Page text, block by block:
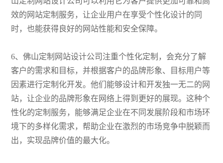
效的网站定制服务，让企业用户在享受个性化设计的同
时，也能获得良好的网站性能和安全保障。
6、佛山定制网站设计公司注重个性化定制，会充分了解
客户的需求和目标，并根据客户的品牌形象、目标用户等
因素进行定制化开发。他们能够设计和开发独一无二的网
站，让企业的品牌形象在网络上得到更好的展现。这种个
性化的定制服务，能够满足企业在不同发展阶段和市场环
境下的多样化需求，帮助企业在激烈的市场竞争中脱颖而
出，实现品牌价值的最大化。